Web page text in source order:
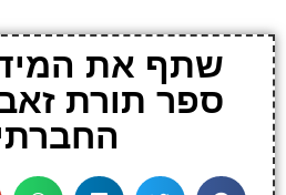
שתף את
ספר תורת